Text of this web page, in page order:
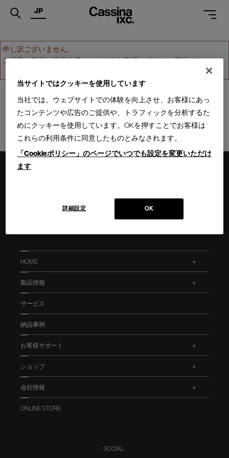
.
PRODUCTS
SERVICES
PROJECTS
MAGAZINE
SUPPORT
SHOPS
PROFESSIONAL
JP
申し訳ございません。
ご指定の商品は販売終了か、ただ今お取扱いできない商品です。
HOME
製品情報
サービス
納品事例
お客様サポート
ショップ
会社情報
ONLINE STORE
SOCIAL :
当サイトではクッキーを使用しています
当社では、ウェブサイトでの体験を向上させ、お客様にあっ
たコンテンツや広告のご提供や、トラフィックを分析するた
めにクッキーを使用しています。OKを押すことでお客様は
これらの利用条件に同意したものとみなされます。
「Cookieポリシー」のページでいつでも設定を変更いただけ
ます
OK
詳細設定